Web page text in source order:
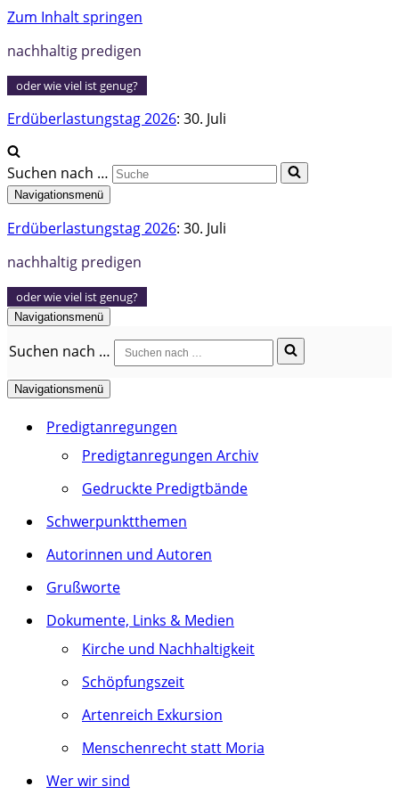
Zum Inhalt springen
nachhaltig predigen
oder wie viel ist genug?
Erdüberlastungstag 2026: 30. Juli
Suchen nach …
Navigationsmenü
Erdüberlastungstag 2026: 30. Juli
nachhaltig predigen
oder wie viel ist genug?
Navigationsmenü
Suchen nach …
Navigationsmenü
Predigtanregungen
Predigtanregungen Archiv
Gedruckte Predigtbände
Schwerpunktthemen
Autorinnen und Autoren
Grußworte
Dokumente, Links & Medien
Kirche und Nachhaltigkeit
Schöpfungszeit
Artenreich Exkursion
Menschenrecht statt Moria
Wer wir sind